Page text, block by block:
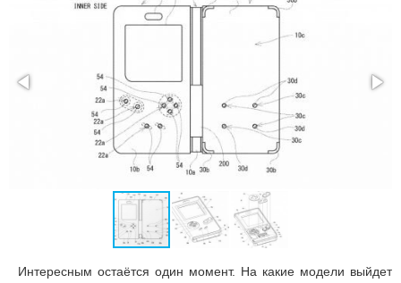
Интересным остаётся один момент. На какие модели выйдет